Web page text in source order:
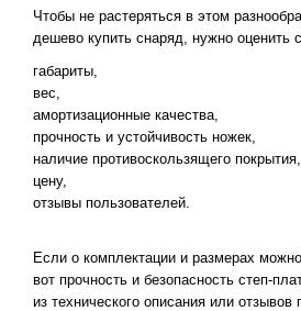
Чтобы не растеряться в этом
дешево купить снаряд, нужно
габариты,
вес,
амортизационные качества,
прочность и устойчивость ножек,
наличие противоскользящего покрытия,
цену,
отзывы пользователей.
Если о комплектации и размерах
вот прочность и безопасность степ-
из технического описания или отзывов